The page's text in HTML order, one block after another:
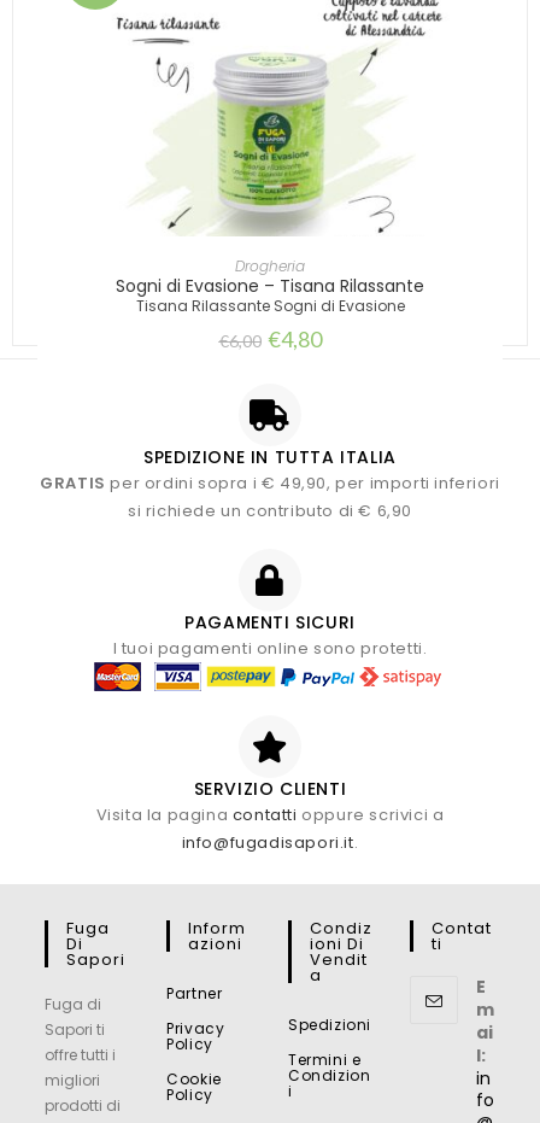
AGGIUNGI AL CARRELLO
Drogheria
Sogni di Evasione – Tisana Rilassante
Tisana Rilassante Sogni di Evasione
€6,00 €4,80
SPEDIZIONE IN TUTTA ITALIA
GRATIS per ordini sopra i € 49,90, per importi inferiori
si richiede un contributo di € 6,90
PAGAMENTI SICURI
I tuoi pagamenti online sono protetti.
SERVIZIO CLIENTI
Visita la pagina contatti oppure scrivici a
info@fugadisapori.it.
Fuga
Di
Sapori
Fuga di
Sapori ti
offre tutti i
migliori
prodotti di
Inform
Azioni
Partner
Privacy
Policy
Cookie
Policy
Condiz
Ioni Di
Vendit
A
Spedizioni
Termini e
Condizion
i
Contat
Ti
E
m
ai
l:
in
fo